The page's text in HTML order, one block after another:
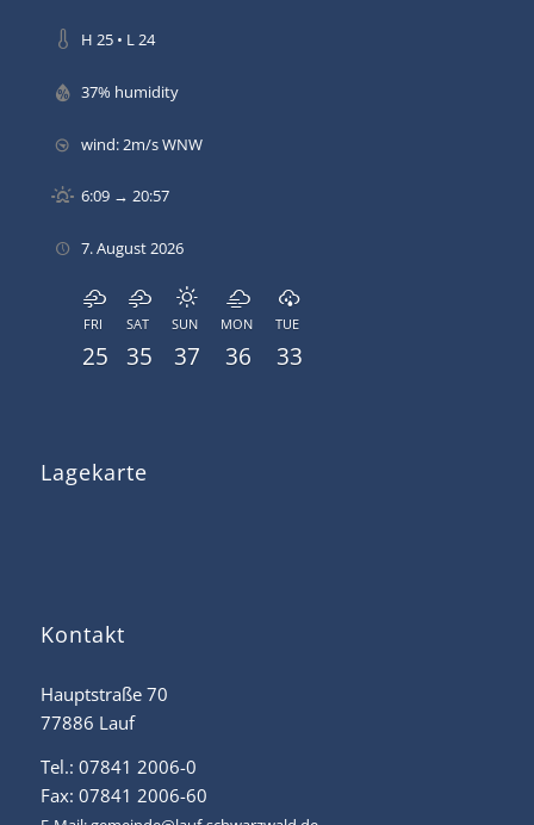
H 25 • L 24
37% humidity
wind: 2m/s WNW
6:09 → 20:57
7. August 2026
FRI
25
SAT
35
SUN
37
MON
36
TUE
33
Lagekarte
Kontakt
Hauptstraße 70
77886 Lauf
Tel.: 07841 2006-0
Fax: 07841 2006-60